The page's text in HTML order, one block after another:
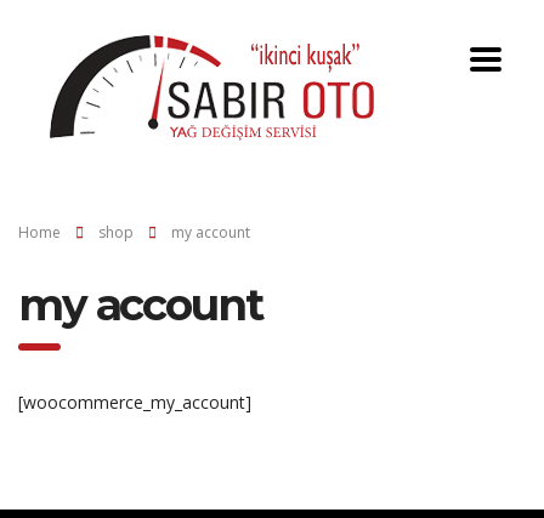
Home shop my account
my account
[woocommerce_my_account]